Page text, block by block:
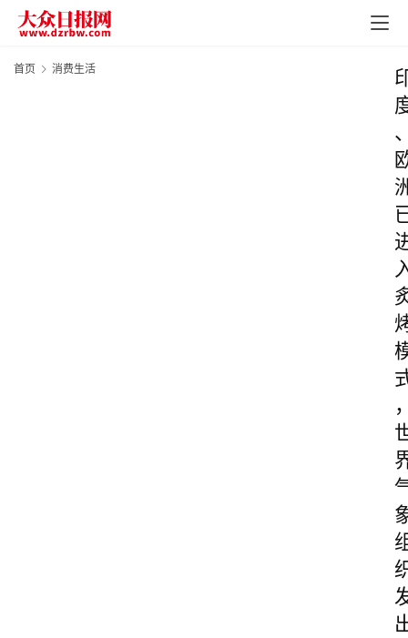
首页 消费生活